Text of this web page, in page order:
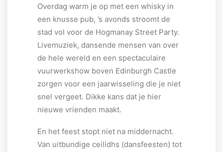
Overdag warm je op met een whisky in
een knusse pub, ’s avonds stroomt de
stad vol voor de Hogmanay Street Party.
Livemuziek, dansende mensen van over
de hele wereld en een spectaculaire
vuurwerkshow boven Edinburgh Castle
zorgen voor een jaarwisseling die je niet
snel vergeet. Dikke kans dat je hier
nieuwe vrienden maakt.
En het feest stopt niet na middernacht.
Van uitbundige ceilidhs (dansfeesten) tot